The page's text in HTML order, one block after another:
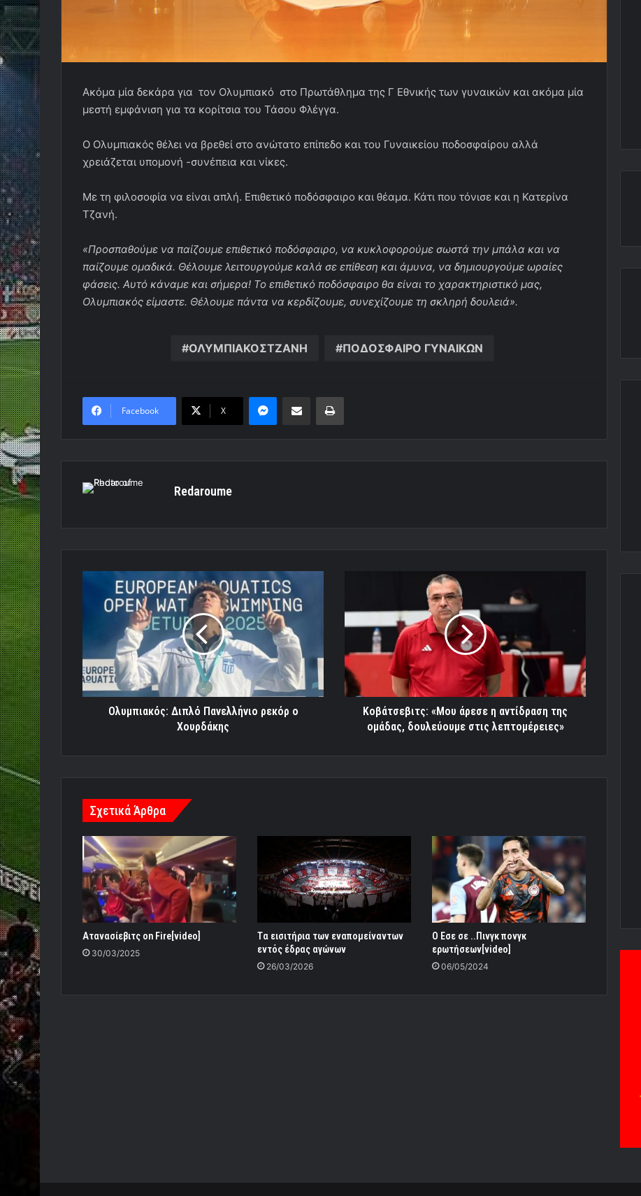
Ακόμα μία δεκάρα για τον Ολυμπιακό στο Πρωτάθλημα της Γ Εθνικής των γυναικών και ακόμα μία
μεστή εμφάνιση για τα κορίτσια του Τάσου Φλέγγα.
Ο Ολυμπιακός θέλει να βρεθεί στο ανώτατο επίπεδο και του Γυναικείου ποδοσφαίρου αλλά
χρειάζεται υπομονή -συνέπεια και νίκες.
Με τη φιλοσοφία να είναι απλή. Επιθετικό ποδόσφαιρο και θέαμα. Κάτι που τόνισε και η Κατερίνα
Τζανή.
«Προσπαθούμε να παίζουμε επιθετικό ποδόσφαιρο, να κυκλοφορούμε σωστά την μπάλα και να
παίζουμε ομαδικά. Θέλουμε λειτουργούμε καλά σε επίθεση και άμυνα, να δημιουργούμε ωραίες
φάσεις. Αυτό κάναμε και σήμερα! Το επιθετικό ποδόσφαιρο θα είναι το χαρακτηριστικό μας,
Ολυμπιακός είμαστε. Θέλουμε πάντα να κερδίζουμε, συνεχίζουμε τη σκληρή δουλειά».
ΟΛΥΜΠΙΑΚΟΣΤΖΑΝΗ ΠΟΔΟΣΦΑΙΡΟ ΓΥΝΑΙΚΩΝ
Facebook X
MessengerΚοινοποίηση μέσω ηλεκτρονικού ταχυδρομείουΕκτύπωση
Redaroume
Ολυμπιακός:
Πανελλήνιο
Χουρδάκης
Ολυμπιακός: Διπλό Πανελλήνιο ρεκόρ ο
Χουρδάκης
αντίδραση
της
ομάδας,
δουλεύουμε
στις
λεπτομέρειες»
Κοβάτσεβιτς: «Μου άρεσε η αντίδραση της
ομάδας, δουλεύουμε στις λεπτομέρειες»
Σχετικά Άρθρα
Ατανασίεβιτς on Fire[video]
30/03/2025
Tα εισιτήρια των εναπομείναντων
εντός έδρας αγώνων
26/03/2026
O Εσε σε ..Πινγκ πονγκ
ερωτήσεων[video]
06/05/2024